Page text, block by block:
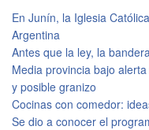
En Junín, la Iglesia
Argentina
Antes que la ley, la bandera
Media provincia bajo
y posible granizo
Cocinas con comedor:
Se dio a conocer el